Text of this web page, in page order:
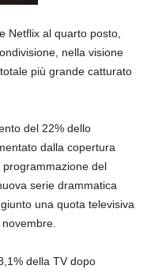
Netflix al quarto posto,
nella visione
più grande catturato
del 22% dello
dalla copertura
programmazione del
serie drammatica
una quota televisiva
della TV dopo